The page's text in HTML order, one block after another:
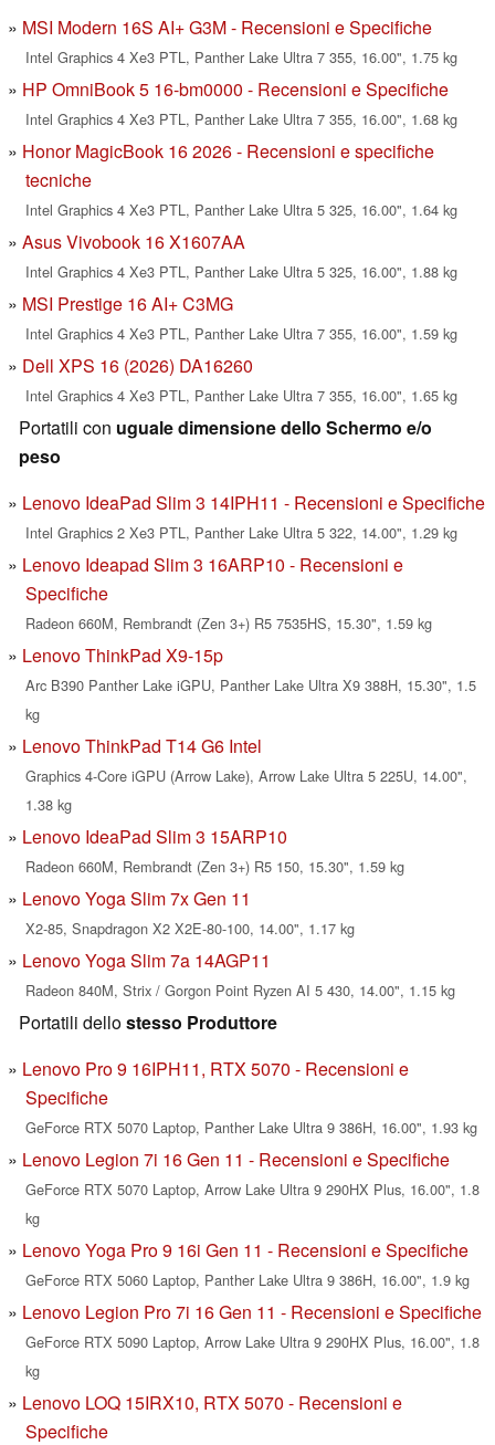
MSI Modern 16S AI+ G3M - Recensioni e Specifiche
Intel Graphics 4 Xe3 PTL, Panther Lake Ultra 7 355, 16.00", 1.75 kg
HP OmniBook 5 16-bm0000 - Recensioni e Specifiche
Intel Graphics 4 Xe3 PTL, Panther Lake Ultra 7 355, 16.00", 1.68 kg
Honor MagicBook 16 2026 - Recensioni e specifiche
tecniche
Intel Graphics 4 Xe3 PTL, Panther Lake Ultra 5 325, 16.00", 1.64 kg
Asus Vivobook 16 X1607AA
Intel Graphics 4 Xe3 PTL, Panther Lake Ultra 5 325, 16.00", 1.88 kg
MSI Prestige 16 AI+ C3MG
Intel Graphics 4 Xe3 PTL, Panther Lake Ultra 7 355, 16.00", 1.59 kg
Dell XPS 16 (2026) DA16260
Intel Graphics 4 Xe3 PTL, Panther Lake Ultra 7 355, 16.00", 1.65 kg
Portatili con uguale dimensione dello Schermo e/o
peso
Lenovo IdeaPad Slim 3 14IPH11 - Recensioni e Specifiche
Intel Graphics 2 Xe3 PTL, Panther Lake Ultra 5 322, 14.00", 1.29 kg
Lenovo Ideapad Slim 3 16ARP10 - Recensioni e
Specifiche
Radeon 660M, Rembrandt (Zen 3+) R5 7535HS, 15.30", 1.59 kg
Lenovo ThinkPad X9-15p
Arc B390 Panther Lake iGPU, Panther Lake Ultra X9 388H, 15.30", 1.5
kg
Lenovo ThinkPad T14 G6 Intel
Graphics 4-Core iGPU (Arrow Lake), Arrow Lake Ultra 5 225U, 14.00",
1.38 kg
Lenovo IdeaPad Slim 3 15ARP10
Radeon 660M, Rembrandt (Zen 3+) R5 150, 15.30", 1.59 kg
Lenovo Yoga Slim 7x Gen 11
X2-85, Snapdragon X2 X2E-80-100, 14.00", 1.17 kg
Lenovo Yoga Slim 7a 14AGP11
Radeon 840M, Strix / Gorgon Point Ryzen AI 5 430, 14.00", 1.15 kg
Portatili dellostesso Produttore
Lenovo Pro 9 16IPH11, RTX 5070 - Recensioni e
Specifiche
GeForce RTX 5070 Laptop, Panther Lake Ultra 9 386H, 16.00", 1.93 kg
Lenovo Legion 7i 16 Gen 11 - Recensioni e Specifiche
GeForce RTX 5070 Laptop, Arrow Lake Ultra 9 290HX Plus, 16.00", 1.8
kg
Lenovo Yoga Pro 9 16i Gen 11 - Recensioni e Specifiche
GeForce RTX 5060 Laptop, Panther Lake Ultra 9 386H, 16.00", 1.9 kg
Lenovo Legion Pro 7i 16 Gen 11 - Recensioni e Specifiche
GeForce RTX 5090 Laptop, Arrow Lake Ultra 9 290HX Plus, 16.00", 1.8
kg
Lenovo LOQ 15IRX10, RTX 5070 - Recensioni e
Specifiche